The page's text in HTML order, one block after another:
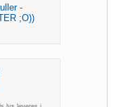
-
;O))